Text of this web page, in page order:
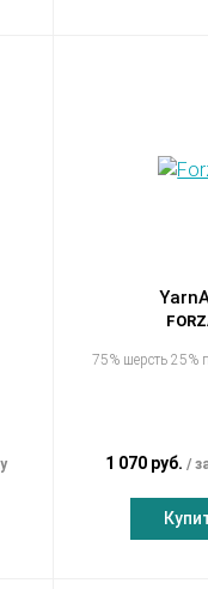
75% шерсть 25%
1 070 руб.